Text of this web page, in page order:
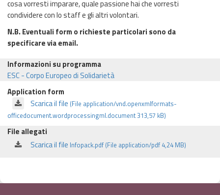
cosa vorresti imparare, quale passione hai che vorresti
condividere con lo staff e gli altri volontari.
N.B. Eventuali form o richieste particolari sono da
specificare via email.
Informazioni su programma
ESC - Corpo Europeo di Solidarietà
Application form
Scarica il file (File application/vnd.openxmlformats-
officedocument.wordprocessingml.document 313,57 kB)
File allegati
Scarica il file Infopack.pdf (File application/pdf 4,24 MB)